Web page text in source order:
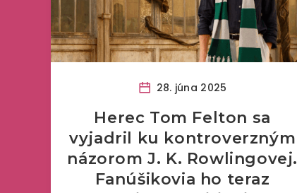
28. júna 2025
Herec Tom Felton sa
vyjadril ku kontroverzným
názorom J. K. Rowlingovej.
Fanúšikovia ho teraz